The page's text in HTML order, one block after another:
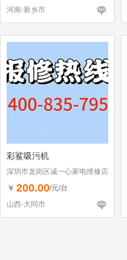
河南-新乡市
彩鲨吸污机
深圳市龙岗区诚一心家电维修店
（个体工商户）
￥ 200.00/元/台
山西-大同市